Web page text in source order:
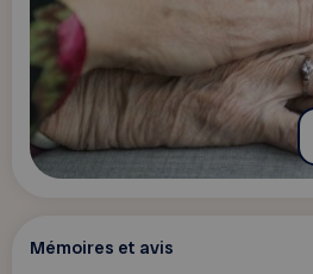
Mémoires et avis